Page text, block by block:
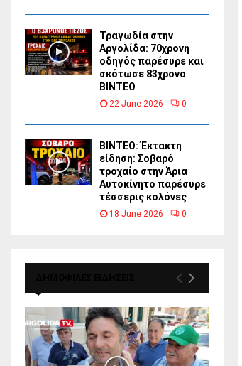
Τραγωδία στην
Αργολίδα: 70χρονη
οδηγός παρέσυρε και
σκότωσε 83χρονο
ΒΙΝΤΕΟ
22 June 2026 0
ΒΙΝΤΕΟ: Έκτακτη
είδηση: Σοβαρό
τροχαίο στην Άρια
Αυτοκίνητο παρέσυρε
τέσσερις κολόνες
18 June 2026 0